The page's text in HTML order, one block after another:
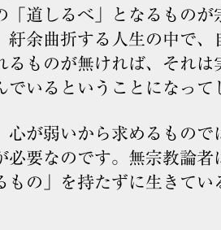
「道しるべ」となるものが
余曲折する人生の中で、
るものが無ければ、それは
でいるということになって
が弱いから求めるもので
必要なのです。無宗教論者
もの」を持たずに生きて